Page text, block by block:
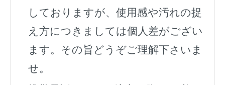
しておりますが、使用感や汚れの捉
え方につきましては個人差がござい
ます。その旨どうぞご理解下さいま
せ。